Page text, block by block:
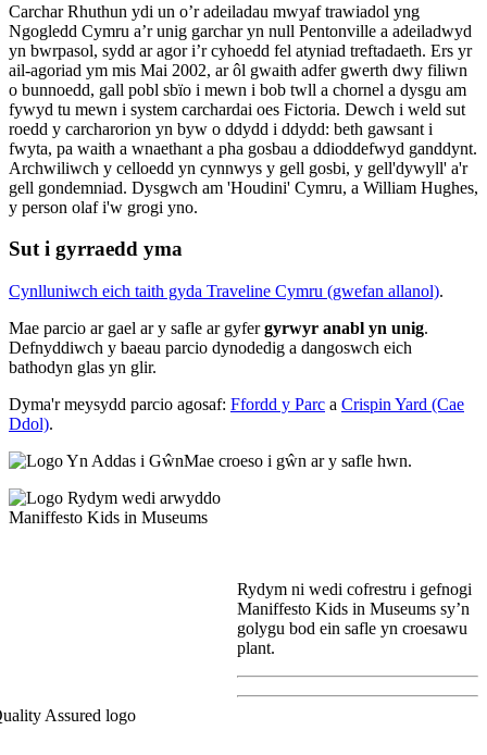
Carchar Rhuthun ydi un o’r adeiladau mwyaf trawiadol yng
Ngogledd Cymru a’r unig garchar yn null Pentonville a adeiladwyd
yn bwrpasol, sydd ar agor i’r cyhoedd fel atyniad treftadaeth. Ers yr
ail-agoriad ym mis Mai 2002, ar ôl gwaith adfer gwerth dwy filiwn
o bunnoedd, gall pobl sbïo i mewn i bob twll a chornel a dysgu am
fywyd tu mewn i system carchardai oes Fictoria. Dewch i weld sut
roedd y carcharorion yn byw o ddydd i ddydd: beth gawsant i
fwyta, pa waith a wnaethant a pha gosbau a ddioddefwyd ganddynt.
Archwiliwch y celloedd yn cynnwys y gell gosbi, y gell'dywyll' a'r
gell gondemniad. Dysgwch am 'Houdini' Cymru, a William Hughes,
y person olaf i'w grogi yno.
Sut i gyrraedd yma
Cynlluniwch eich taith gyda Traveline Cymru (gwefan allanol).
Mae parcio ar gael ar y safle ar gyfergyrwyr anabl yn unig.
Defnyddiwch y baeau parcio dynodedig a dangoswch eich
bathodyn glas yn glir.
Dyma'r meysydd parcio agosaf: Ffordd y Parc a Crispin Yard (Cae
Ddol).
Mae croeso i gŵn ar y safle hwn.
Rydym ni wedi cofrestru i gefnogi
Maniffesto Kids in Museums sy’n
golygu bod ein safle yn croesawu
plant.